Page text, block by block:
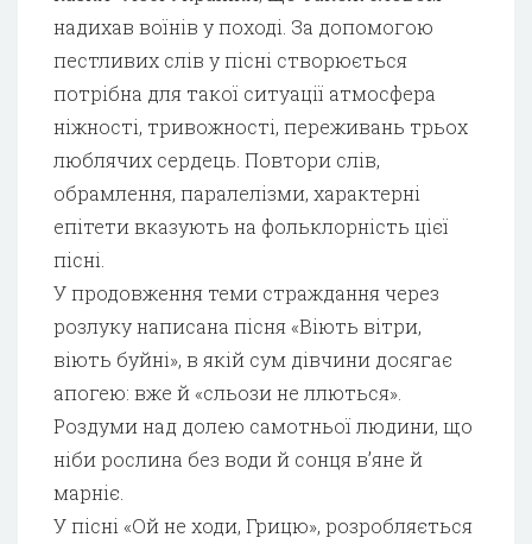
надихав воїнів у поході. За допомогою
пестливих слів у пісні створюється
потрібна для такої ситуації атмосфера
ніжності, тривожності, переживань трьох
люблячих сердець. Повтори слів,
обрамлення, паралелізми, характерні
епітети вказують на фольклорність цієї
пісні.
У продовження теми страждання через
розлуку написана пісня «Віють вітри,
віють буйні», в якій сум дівчини досягає
апогею: вже й «сльози не ллються».
Роздуми над долею самотньої людини, що
ніби рослина без води й сонця в’яне й
марніє.
У пісні «Ой не ходи, Грицю», розробляється